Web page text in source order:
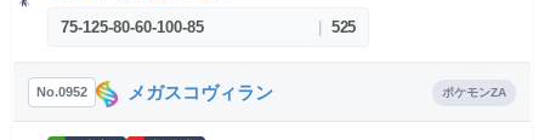
75-125-80-60-100-85 525
No.0952 メガスコヴィラン ポケモンZA